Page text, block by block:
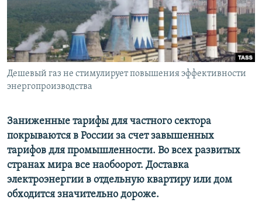
РАСПИСАНИЕ ВЕЩАНИЯ
ПОДПИШИТЕСЬ НА РАССЫЛКУ
СОЦИАЛЬНЫЕ СЕТИ
Все сайты РСЕ/РС
Дешевый газ не стимулирует повышения эффективности
энергопроизводства
Заниженные тарифы для частного сектора
покрываются в России за счет завышенных
тарифов для промышленности. Во всех развитых
странах мира все наобоорот. Доставка
электроэнергии в отдельную квартиру или дом
обходится значительно дороже.